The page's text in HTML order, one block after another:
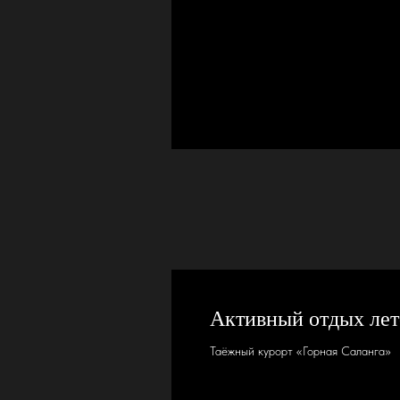
Активный отдых
Таёжный курорт «Горная Саланга»